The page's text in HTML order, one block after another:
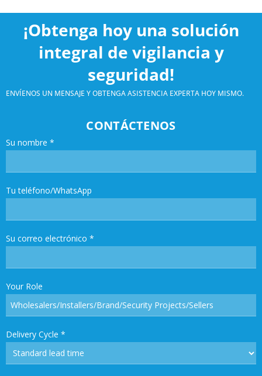
¡Obtenga hoy una solución
integral de vigilancia y
seguridad!
ENVÍENOS UN MENSAJE Y OBTENGA ASISTENCIA EXPERTA HOY MISMO.
CONTÁCTENOS
Su nombre *
Tu teléfono/WhatsApp
Su correo electrónico *
Your Role
Delivery Cycle *